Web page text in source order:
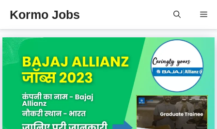
content
Kormo Jobs